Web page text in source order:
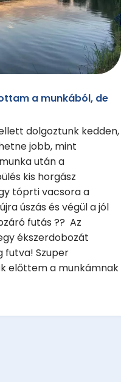
a munkából, de
dolgoztunk kedden,
jobb, mint
után a
kis horgász
tóprti vacsora a
úszás és végül a jól
futás ?? Az
ékszerdobozát
Szuper
előttem a munkámnak